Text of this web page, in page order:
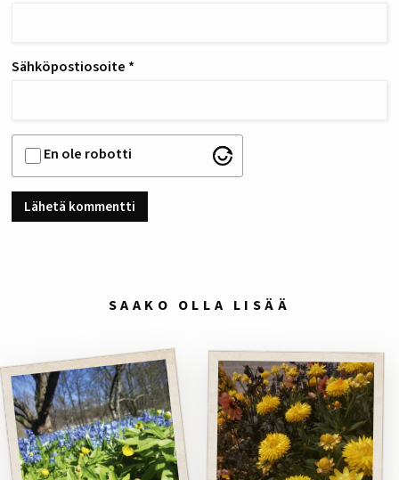
Sähköpostiosoite *
En ole robotti
SAAKO OLLA LISÄÄ